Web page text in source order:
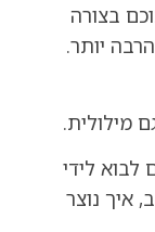
בצורה
יותר.
מילולית.
לידי
איך נוצר